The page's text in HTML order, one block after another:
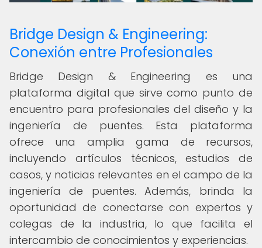
Bridge Design & Engineering:
Conexión entre Profesionales
Bridge Design & Engineering es una
plataforma digital que sirve como punto de
encuentro para profesionales del diseño y la
ingeniería de puentes. Esta plataforma
ofrece una amplia gama de recursos,
incluyendo artículos técnicos, estudios de
casos, y noticias relevantes en el campo de la
ingeniería de puentes. Además, brinda la
oportunidad de conectarse con expertos y
colegas de la industria, lo que facilita el
intercambio de conocimientos y experiencias.